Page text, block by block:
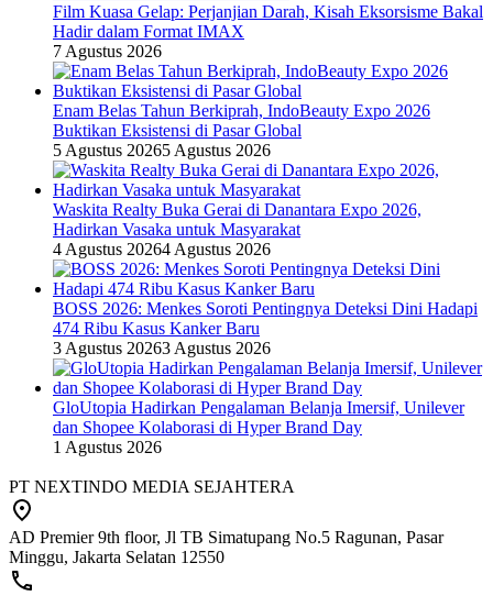
Film Kuasa Gelap: Perjanjian Darah, Kisah Eksorsisme Bakal
Hadir dalam Format IMAX
7 Agustus 2026
Enam Belas Tahun Berkiprah, IndoBeauty Expo 2026
Buktikan Eksistensi di Pasar Global
5 Agustus 20265 Agustus 2026
Waskita Realty Buka Gerai di Danantara Expo 2026,
Hadirkan Vasaka untuk Masyarakat
4 Agustus 20264 Agustus 2026
BOSS 2026: Menkes Soroti Pentingnya Deteksi Dini Hadapi
474 Ribu Kasus Kanker Baru
3 Agustus 20263 Agustus 2026
GloUtopia Hadirkan Pengalaman Belanja Imersif, Unilever
dan Shopee Kolaborasi di Hyper Brand Day
1 Agustus 2026
PT NEXTINDO MEDIA SEJAHTERA
AD Premier 9th floor, Jl TB Simatupang No.5 Ragunan, Pasar
Minggu, Jakarta Selatan 12550